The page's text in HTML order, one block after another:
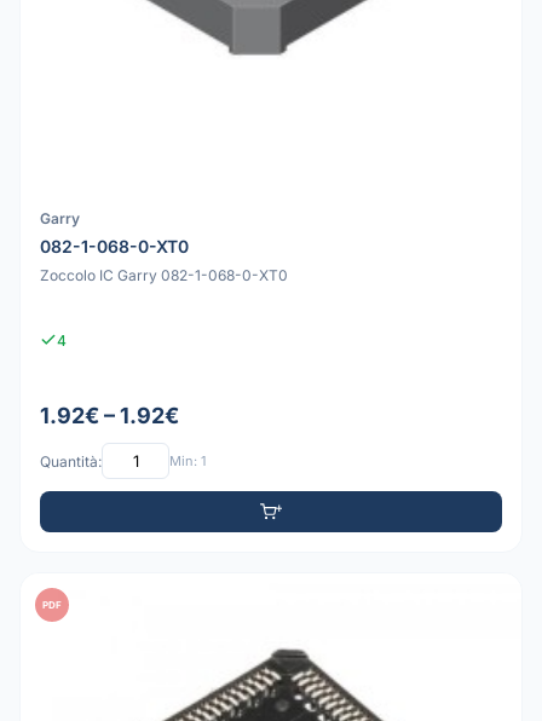
Garry
082-1-068-0-XT0
Zoccolo IC Garry 082-1-068-0-XT0
4
1.92€ – 1.92€
Quantità: Min: 1
PDF